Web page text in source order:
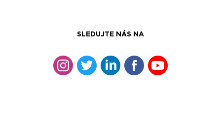
SLEDUJTE NÁS NA